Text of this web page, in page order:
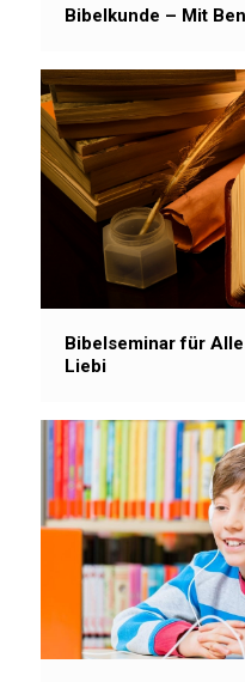
Bibelkunde – Mit
Bibelseminar für
Liebi